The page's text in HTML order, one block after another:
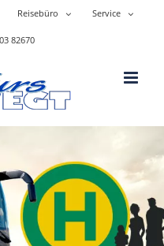
Reisebüro Service
82670